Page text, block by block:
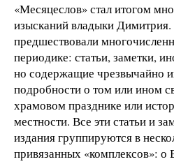
«Месяцеслов» стал итогом
изысканий владыки
предшествовали
периодике: статьи, заметки,
но содержащие чрезвычайно
подробности о том или ином
храмовом празднике или
местности. Все эти статьи и
издания группируются в
привязанных «комплексов»: